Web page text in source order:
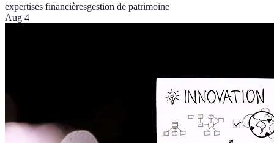
expertises financièresgestion de patrimoine
Aug 4